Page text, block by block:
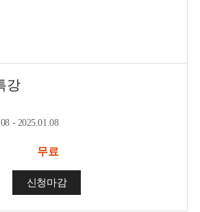
강
- 2025.01.08
무료
신청마감